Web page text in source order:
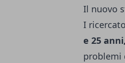
Il nuovo
I
e 25 anni,
problemi